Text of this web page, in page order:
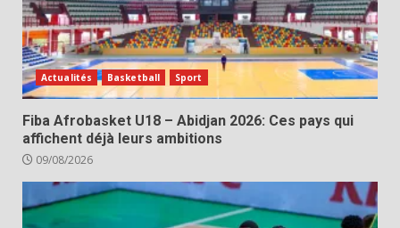
Actualités Basketball Sport
Fiba Afrobasket U18 – Abidjan 2026: Ces pays qui
affichent déjà leurs ambitions
09/08/2026